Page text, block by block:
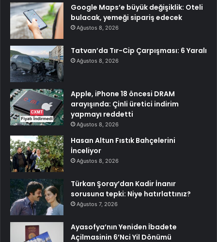
Google Maps’e büyük değişiklik: Oteli
bulacak, yemeği sipariş edecek
Ağustos 8, 2026
Tatvan’da Tır-Cip Çarpışması: 6 Yaralı
Ağustos 8, 2026
Apple, iPhone 18 öncesi DRAM
arayışında: Çinli üretici indirim
yapmayı reddetti
Ağustos 8, 2026
Hasan Altun Fıstık Bahçelerini
İnceliyor
Ağustos 8, 2026
Türkan Şoray’dan Kadir İnanır
sorusuna tepki: Niye hatırlattınız?
Ağustos 7, 2026
Ayasofya’nın Yeniden İbadete
Açilmasinin 6’Nci Yil Dönümü